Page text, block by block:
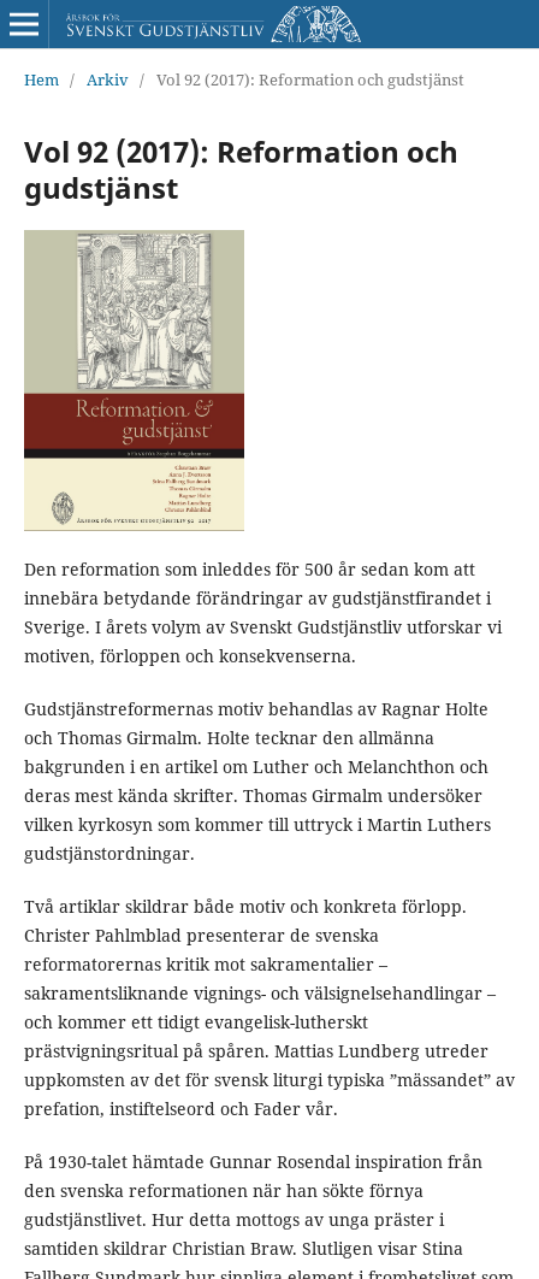
Hem / Arkiv / Vol 92 (2017): Reformation och gudstjänst
Vol 92 (2017): Reformation och
gudstjänst
Den reformation som inleddes för 500 år sedan kom att
innebära betydande förändringar av gudstjänstfirandet i
Sverige. I årets volym av Svenskt Gudstjänstliv utforskar vi
motiven, förloppen och konsekvenserna.
Gudstjänstreformernas motiv behandlas av Ragnar Holte
och Thomas Girmalm. Holte tecknar den allmänna
bakgrunden i en artikel om Luther och Melanchthon och
deras mest kända skrifter. Thomas Girmalm undersöker
vilken kyrkosyn som kommer till uttryck i Martin Luthers
gudstjänstordningar.
Två artiklar skildrar både motiv och konkreta förlopp.
Christer Pahlmblad presenterar de svenska
reformatorernas kritik mot sakramentalier –
sakramentsliknande vignings- och välsignelsehandlingar –
och kommer ett tidigt evangelisk-lutherskt
prästvigningsritual på spåren. Mattias Lundberg utreder
uppkomsten av det för svensk liturgi typiska ”mässandet” av
prefation, instiftelseord och Fader vår.
På 1930-talet hämtade Gunnar Rosendal inspiration från
den svenska reformationen när han sökte förnya
gudstjänstlivet. Hur detta mottogs av unga präster i
samtiden skildrar Christian Braw. Slutligen visar Stina